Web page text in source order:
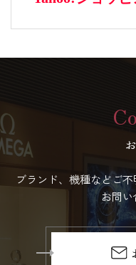
ブランド、機種などご
お問い